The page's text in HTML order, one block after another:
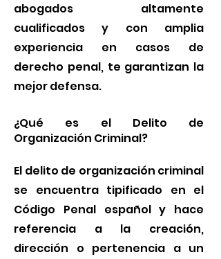
abogados altamente
cualificados y con amplia
experiencia en casos de
derecho penal, te garantizan la
mejor defensa.
¿Qué es el Delito de
Organización Criminal?
El delito de organización criminal
se encuentra tipificado en el
Código Penal español y hace
referencia a la creación,
dirección o pertenencia a un